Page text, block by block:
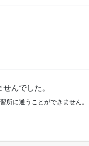
んでした。
所に通うことができません。